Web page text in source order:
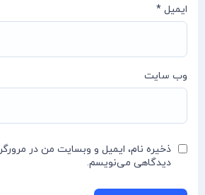
ایمیل *
وب‌ سایت
ذخیره نام، ایمیل و وبسایت من در
دیدگاهی می‌نویسم.